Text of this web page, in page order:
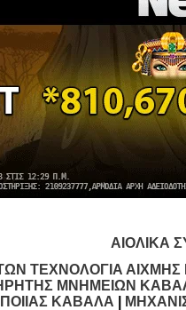
ΑΙΟΛΙΚΑ
ΤΕΧΝΟΛΟΓΙΑ
ΜΝΗΜΕΙΩΝ
ΚΑΒΑΛΑ